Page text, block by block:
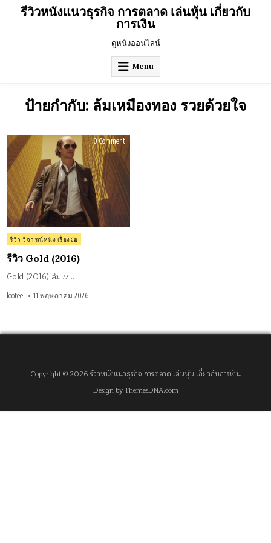
รีวิวหนังแนวธุรกิจ การตลาด เล่นหุ้น เกี่ยวกับ
การเงิน
ดูหนังออนไลน์
Menu
ป้ายกำกับ: ล้มเหมืองทอง รวยด้วยใจ
0 Commenton
รีวิว
Gold
(2016)
Posted
in
รีวิว วิจารณ์หนัง เรื่องย่อ
รีวิว Gold (2016)
Gold (2016) ล้มเห…
lootee 11 พฤษภาคม 2026
Copyright © 2026 รีวิวหนังแนวธุรกิจ การตลาด เล่นหุ้น เกี่ยวกับการเงิน
Design by ThemesDNA.com